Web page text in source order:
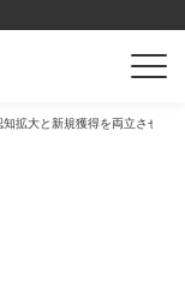
拡大と新規獲得を両立させる